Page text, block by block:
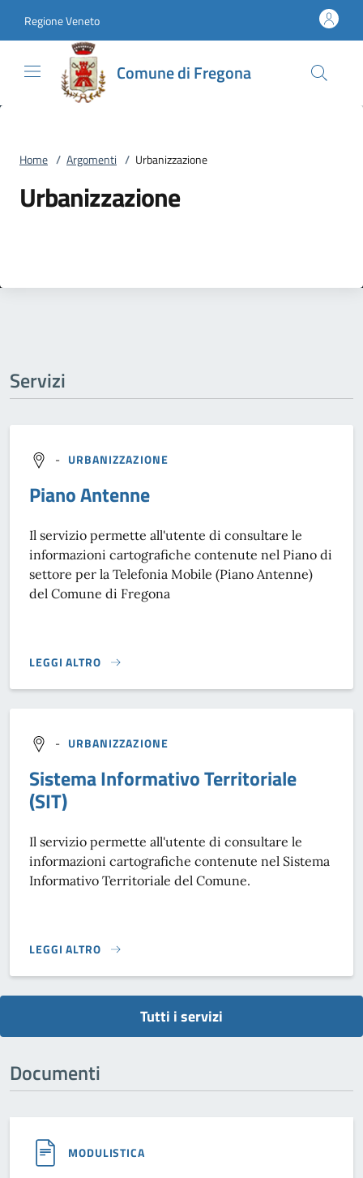
Regione Veneto
Comune di Fregona
Home / Argomenti / Urbanizzazione
Urbanizzazione
Servizi
- URBANIZZAZIONE
Piano Antenne
Il servizio permette all'utente di consultare le
informazioni cartografiche contenute nel Piano di
settore per la Telefonia Mobile (Piano Antenne)
del Comune di Fregona
LEGGI ALTRO
PIANO ANTENNE}
- URBANIZZAZIONE
Sistema Informativo Territoriale
(SIT)
Il servizio permette all'utente di consultare le
informazioni cartografiche contenute nel Sistema
Informativo Territoriale del Comune.
LEGGI ALTRO
SISTEMA INFORMATIVO TERRITORIALE (SIT)}
Tutti i servizi
Documenti
MODULISTICA